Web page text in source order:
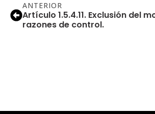
ANTERIOR
Artículo 1.5.4.11. Exclusión del
razones de control.